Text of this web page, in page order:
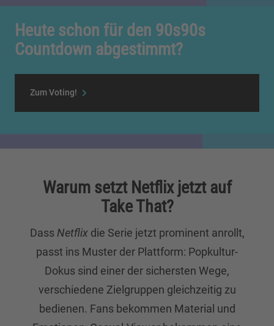
Heute schon für den 90s90s
Countdown abgestimmt?
Zum Voting!
Warum setzt Netflix jetzt auf
Take That?
Dass Netflixdie Serie jetzt prominent anrollt,
passt ins Muster der Plattform: Popkultur-
Dokus sind einer der sichersten Wege,
verschiedene Zielgruppen gleichzeitig zu
bedienen. Fans bekommen Material und